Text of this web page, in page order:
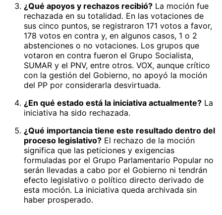
¿Qué apoyos y rechazos recibió? La moción fue
rechazada en su totalidad. En las votaciones de
sus cinco puntos, se registraron 171 votos a favor,
178 votos en contra y, en algunos casos, 1 o 2
abstenciones o no votaciones. Los grupos que
votaron en contra fueron el Grupo Socialista,
SUMAR y el PNV, entre otros. VOX, aunque crítico
con la gestión del Gobierno, no apoyó la moción
del PP por considerarla desvirtuada.
¿En qué estado está la iniciativa actualmente? La
iniciativa ha sido rechazada.
¿Qué importancia tiene este resultado dentro del
proceso legislativo? El rechazo de la moción
significa que las peticiones y exigencias
formuladas por el Grupo Parlamentario Popular no
serán llevadas a cabo por el Gobierno ni tendrán
efecto legislativo o político directo derivado de
esta moción. La iniciativa queda archivada sin
haber prosperado.